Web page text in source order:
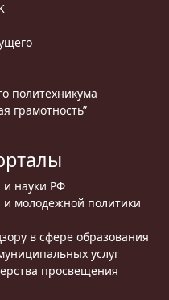
политехникума
грамотность”
и науки РФ
и молодежной политики
в сфере образования
услуг
просвещения